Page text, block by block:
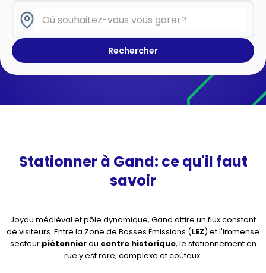
Stationner à Gand: ce qu'il faut
savoir
Joyau médiéval et pôle dynamique, Gand attire un flux constant
de visiteurs. Entre la Zone de Basses Émissions (LEZ) et l'immense
secteur piétonnierdu centre historique, le stationnement en
rue y est rare, complexe et coûteux.